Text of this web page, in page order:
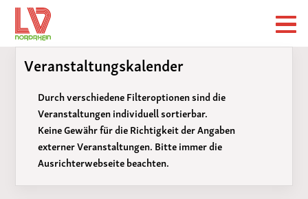
Veranstaltungskalender
Durch verschiedene Filteroptionen sind die
Veranstaltungen individuell sortierbar.
Keine Gewähr für die Richtigkeit der Angaben
externer Veranstaltungen. Bitte immer die
Ausrichterwebseite beachten.